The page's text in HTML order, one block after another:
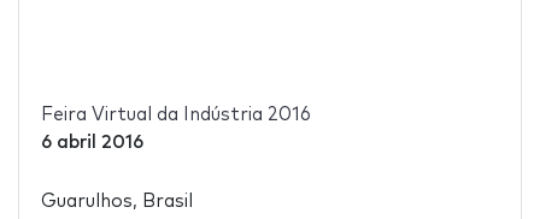
Feira Virtual da Indústria 2016
6 abril 2016
Guarulhos, Brasil